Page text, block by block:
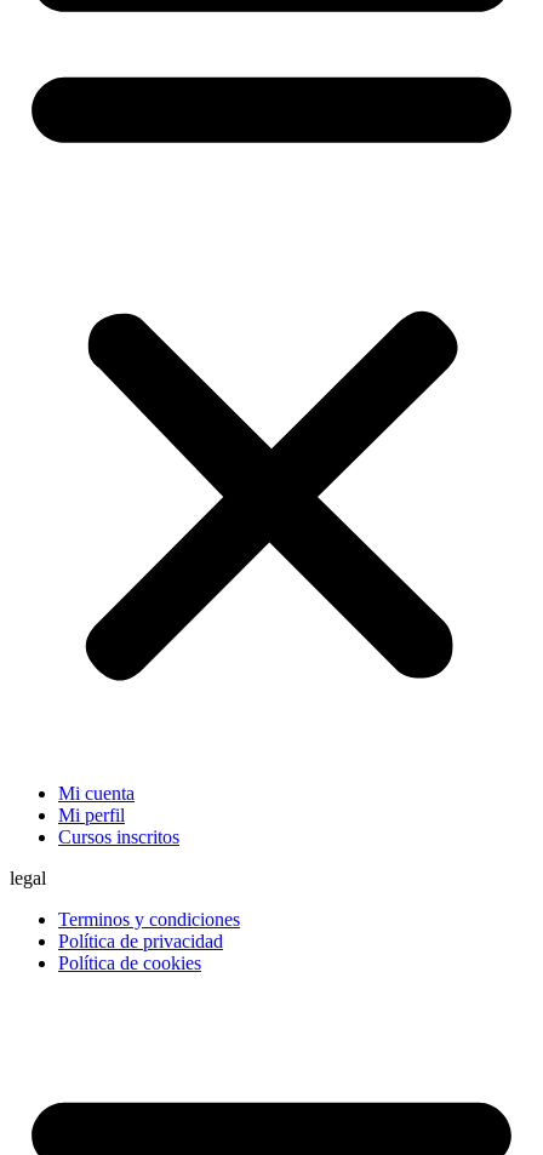
Mi cuenta
Mi perfil
Cursos inscritos
legal
Terminos y condiciones
Política de privacidad
Política de cookies